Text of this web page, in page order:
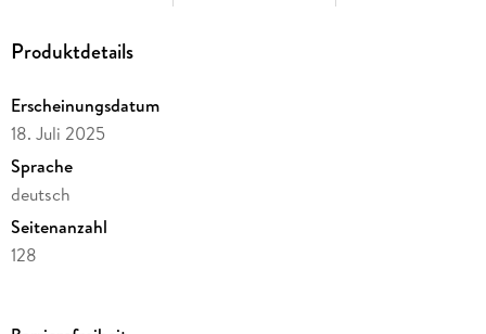
Produktdetails
Erscheinungsdatum
18. Juli 2025
Sprache
deutsch
Seitenanzahl
128